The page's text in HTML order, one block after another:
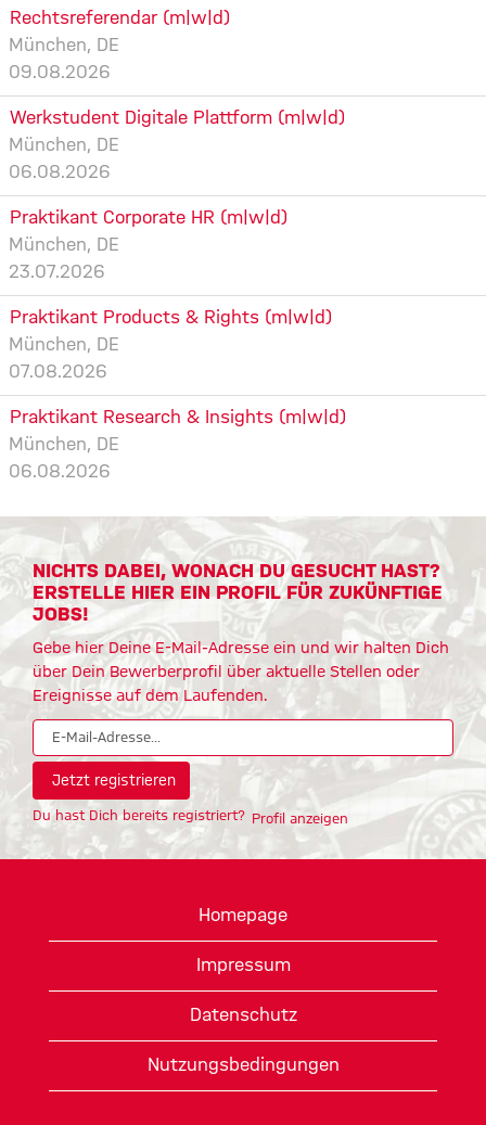
Rechtsreferendar (m|w|d)
München, DE
09.08.2026
Werkstudent Digitale Plattform (m|w|d)
München, DE
06.08.2026
Praktikant Corporate HR (m|w|d)
München, DE
23.07.2026
Praktikant Products & Rights (m|w|d)
München, DE
07.08.2026
Praktikant Research & Insights (m|w|d)
München, DE
06.08.2026
NICHTS DABEI, WONACH DU GESUCHT HAST?
ERSTELLE HIER EIN PROFIL FÜR ZUKÜNFTIGE
JOBS!
Gebe hier Deine E-Mail-Adresse ein und wir halten Dich
über Dein Bewerberprofil über aktuelle Stellen oder
Ereignisse auf dem Laufenden.
Du hast Dich bereits registriert? Profil anzeigen
Homepage
Impressum
Datenschutz
Nutzungsbedingungen